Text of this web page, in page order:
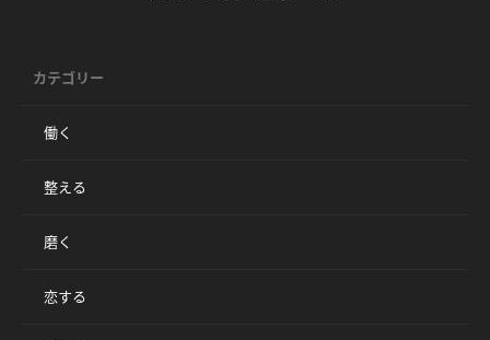
カテゴリー
働く
整える
磨く
恋する